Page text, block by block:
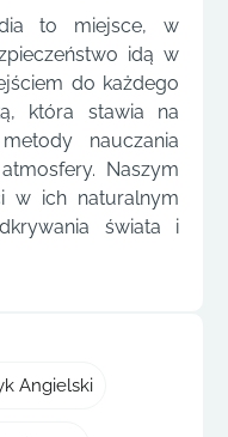
to miejsce, w
idą w
do każdego
która stawia na
nauczania
Naszym
w ich naturalnym
świata i
Angielski